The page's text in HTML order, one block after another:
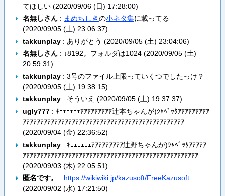
てほしい (2020/09/06 (日) 17:28:00)
名無しさん: まめちしきの小ネタ集に載ってる
(2020/09/05 (土) 23:06:37)
takkunplay: ありがとう (2020/09/05 (土) 23:04:06)
名無しさん: ↓8192。フォルダは1024 (2020/09/05 (土)
20:59:31)
takkunplay: 3号のファイル上限っていくつでしたっけ？
(2020/09/05 (土) 19:38:15)
takkunplay: そういえ (2020/09/05 (土) 19:37:37)
ugly777: ｷｪｪｪｪｪｪｱｱｱｱｱｱｱｱｱ辻本ちゃんが)ｼｬﾍﾞｯﾀｱｱｱｱｱｱｱｱｱ
ｱｱｱｱｱｱｱｱｱｱｱｱｱｱｱｱｱｱｱｱｱｱｱｱｱｱｱｱｱｱｱｱｱｱｱｱｱｱｱｱｱｱｱｱｱｱ
(2020/09/04 (金) 22:36:52)
takkunplay: ｷｪｪｪｪｪｪｱｱｱｱｱｱｱｱｱ辻野ちゃんが)ｼｬﾍﾞｯﾀｱｱｱｱｱ
ｱｱｱｱｱｱｱｱｱｱｱｱｱｱｱｱｱｱｱｱｱｱｱｱｱｱｱｱｱｱｱｱｱｱｱｱｱｱｱｱｱｱｱｱｱｱｱｱｱｱ
(2020/09/03 (木) 22:05:51)
匿名です。
: https://wikiwiki.jp/kazusoft/FreeKazusoft
(2020/09/02 (水) 17:21:50)